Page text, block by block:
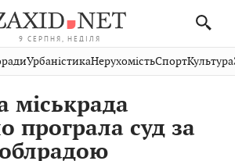
9 СЕРПНЯ, НЕДІЛЯ
Вінниця
Публікації
Авто СловкоКультура
Кіно Дім
ФотоОсвітаНерухомість
Домашні
УрбаністикаНерухомістьСпортКультура
міськрада
програла суд за